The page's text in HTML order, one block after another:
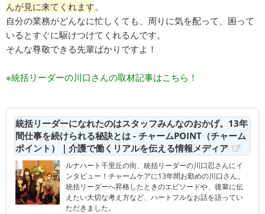
んが見に来てくれます。
自分の業務がどんなに忙しくても、周りに気を配って、困って
いるとすぐに駆けつけてくれるんです。
そんな尊敬できる先輩ばかりですよ！
※統括リーダーの川口さんの取材記事はこちら！
統括リーダーになれたのはスタッフみんなのおかげ。13年
間仕事を続けられる秘訣とは - チャームPOINT（チャーム
ポイント）｜介護で働くリアルを伝える情報メディア
ルナハート千里丘の街、統括リーダーの川口忍さんにイ
ンタビュー！チャームケアに13年間お勤めの川口さん。
統括リーダーへ昇格したときのエピソードや、後輩に伝
えたい大切な考え方など、ハートフルなお話を語ってい
ただきました。